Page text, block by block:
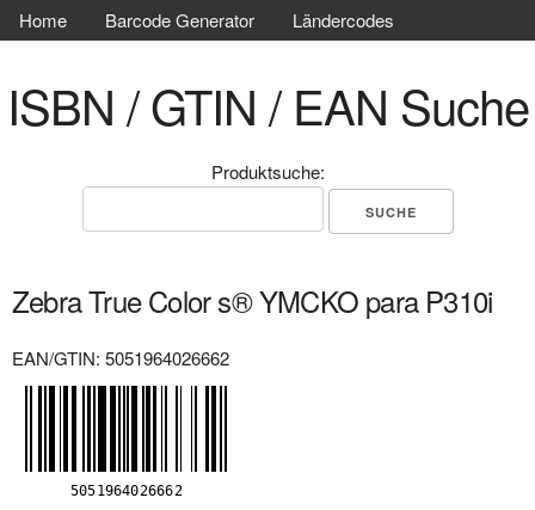
Home Barcode Generator Ländercodes
ISBN / GTIN / EAN Suche
Produktsuche:
Zebra True Color s® YMCKO para P310i
EAN/GTIN: 5051964026662